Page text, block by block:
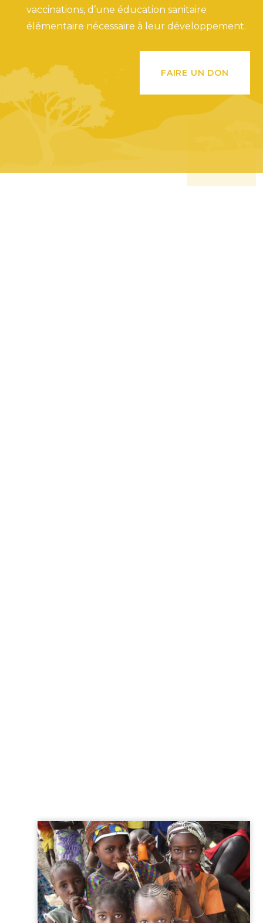
vaccinations, d’une éducation sanitaire
élémentaire nécessaire à leur développement.
FAIRE UN DON